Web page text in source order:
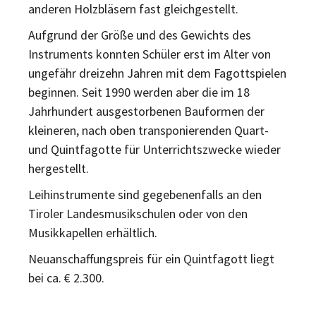
anderen Holzbläsern fast gleichgestellt.
Aufgrund der Größe und des Gewichts des
Instruments konnten Schüler erst im Alter von
ungefähr dreizehn Jahren mit dem Fagottspielen
beginnen. Seit 1990 werden aber die im 18
Jahrhundert ausgestorbenen Bauformen der
kleineren, nach oben transponierenden Quart-
und Quintfagotte für Unterrichtszwecke wieder
hergestellt.
Leihinstrumente sind gegebenenfalls an den
Tiroler Landesmusikschulen oder von den
Musikkapellen erhältlich.
Neuanschaffungspreis für ein Quintfagott liegt
bei ca. € 2.300.